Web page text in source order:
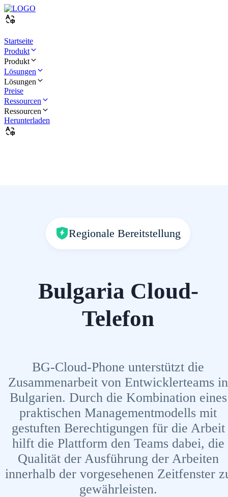
Startseite
Produkt
Produkt
Lösungen
Lösungen
Preise
Ressourcen
Ressourcen
Herunterladen
Regionale Bereitstellung
Bulgaria Cloud-
Telefon
BG-Cloud-Phone unterstützt die
Zusammenarbeit von Entwicklerteams in
Bulgarien. Durch die Kombination eines
praktischen Managementmodells mit
gestuften Berechtigungen für die Arbeit
hilft die Plattform den Teams dabei, die
Qualität der Ausführung der Arbeiten
innerhalb der vorgesehenen Zeitfenster
gewährleisten.